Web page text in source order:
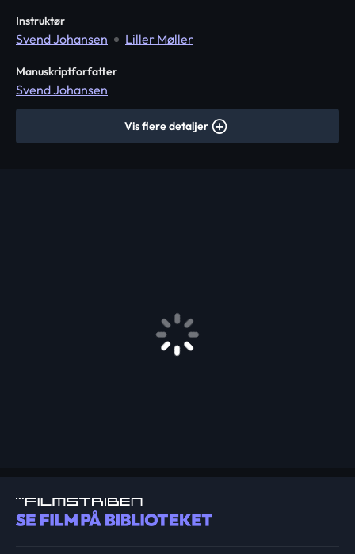
Instruktør
Svend Johansen Liller Møller
Manuskriptforfatter
Svend Johansen
Vis flere detaljer